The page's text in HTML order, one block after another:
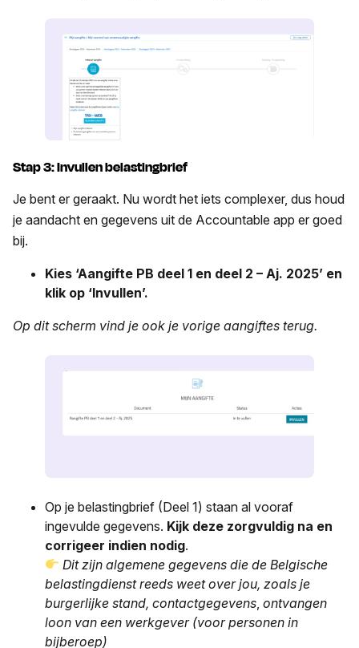
Stap 3: Invullen belastingbrief
Je bent er geraakt. Nu wordt het iets complexer, dus houd
je aandacht en gegevens uit de Accountable app er goed
bij.
Kies ‘Aangifte PB deel 1 en deel 2 – Aj. 2025’ en
klik op ‘Invullen’.
Op dit scherm vind je ook je vorige aangiftes terug.
Op je belastingbrief (Deel 1) staan al vooraf
ingevulde gegevens. Kijk deze zorgvuldig na en
corrigeer indien nodig.
Dit zijn algemene gegevens die de Belgische
belastingdienst reeds weet over jou, zoals je
burgerlijke stand, contactgegevens ontvangen
loon van een werkgever (voor personen in
bijberoep)